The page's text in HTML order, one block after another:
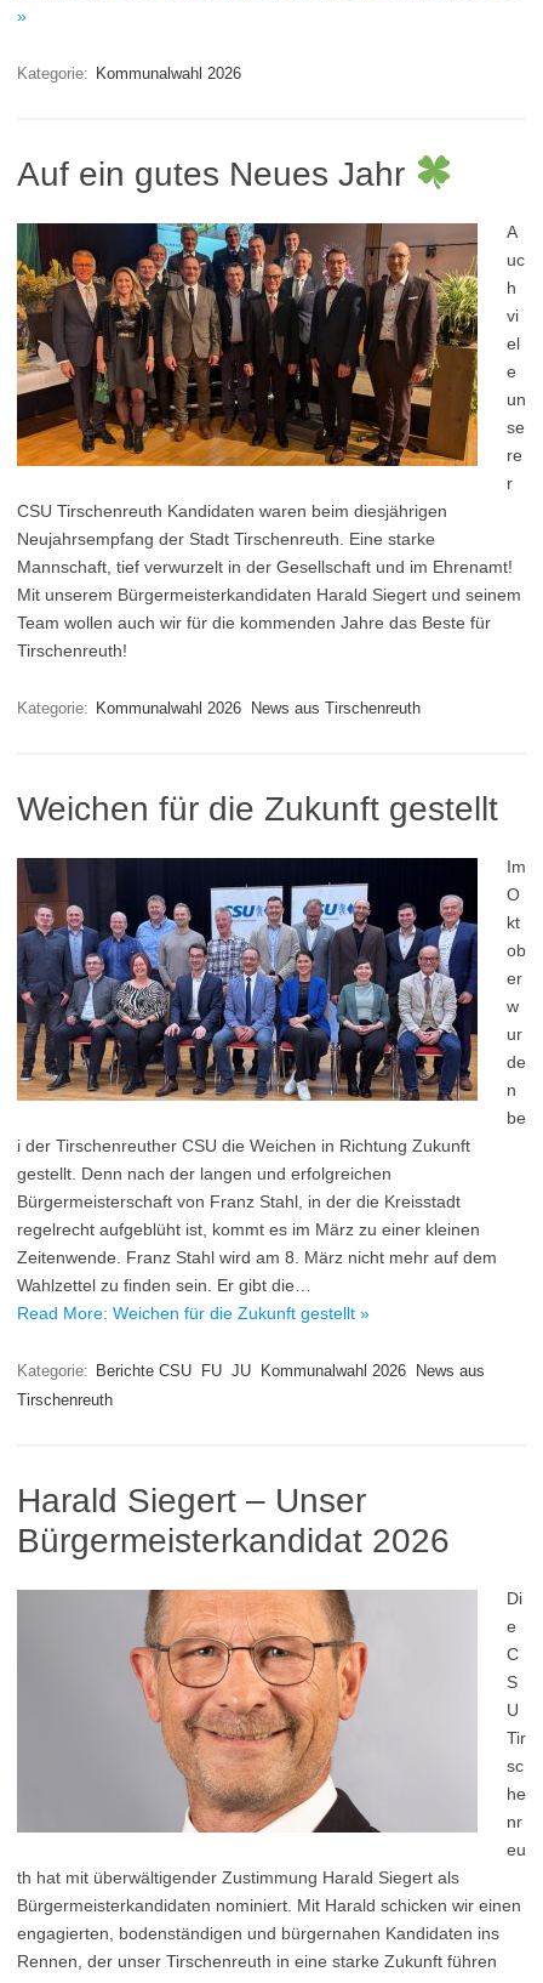
»
Kategorie: Kommunalwahl 2026
Auf ein gutes Neues Jahr
A
uc
h
vi
el
e
un
se
re
r
CSU Tirschenreuth Kandidaten waren beim diesjährigen
Neujahrsempfang der Stadt Tirschenreuth. Eine starke
Mannschaft, tief verwurzelt in der Gesellschaft und im Ehrenamt!
Mit unserem Bürgermeisterkandidaten Harald Siegert und seinem
Team wollen auch wir für die kommenden Jahre das Beste für
Tirschenreuth!
Kategorie: Kommunalwahl 2026 News aus Tirschenreuth
Weichen für die Zukunft gestellt
Im
O
kt
ob
er
w
ur
de
n
be
i der Tirschenreuther CSU die Weichen in Richtung Zukunft
gestellt. Denn nach der langen und erfolgreichen
Bürgermeisterschaft von Franz Stahl, in der die Kreisstadt
regelrecht aufgeblüht ist, kommt es im März zu einer kleinen
Zeitenwende. Franz Stahl wird am 8. März nicht mehr auf dem
Wahlzettel zu finden sein. Er gibt die…
Read More: Weichen für die Zukunft gestellt »
Kategorie: Berichte CSU FU JU Kommunalwahl 2026
News aus
Tirschenreuth
Harald Siegert – Unser
Bürgermeisterkandidat 2026
Di
e
C
S
U
Tir
sc
he
nr
eu
th hat mit überwältigender Zustimmung Harald Siegert als
Bürgermeisterkandidaten nominiert. Mit Harald schicken wir einen
engagierten, bodenständigen und bürgernahen Kandidaten ins
Rennen, der unser Tirschenreuth in eine starke Zukunft führen